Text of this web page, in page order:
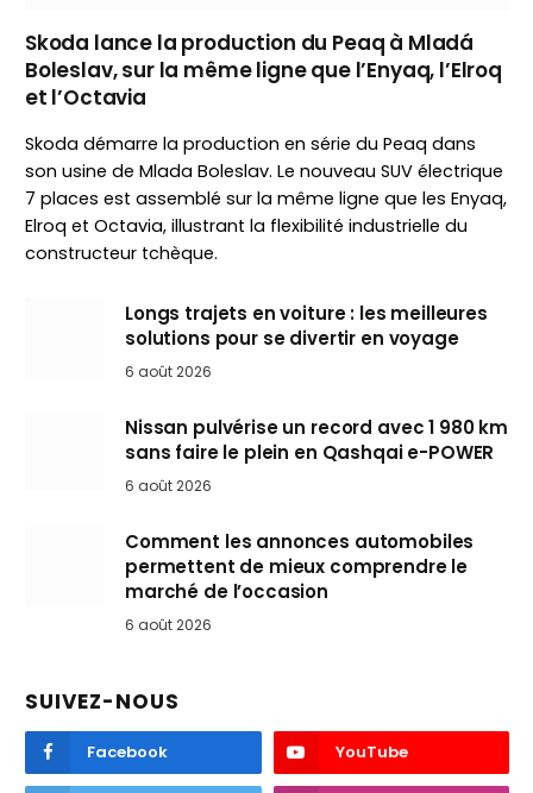
Skoda lance la production du Peaq à Mladá
Boleslav, sur la même ligne que l’Enyaq, l’Elroq
et l’Octavia
Skoda démarre la production en série du Peaq dans
son usine de Mlada Boleslav. Le nouveau SUV électrique
7 places est assemblé sur la même ligne que les Enyaq,
Elroq et Octavia, illustrant la flexibilité industrielle du
constructeur tchèque.
Longs trajets en voiture : les meilleures
solutions pour se divertir en voyage
6 août 2026
Nissan pulvérise un record avec 1 980 km
sans faire le plein en Qashqai e-POWER
6 août 2026
Comment les annonces automobiles
permettent de mieux comprendre le
marché de l’occasion
6 août 2026
SUIVEZ-NOUS
Facebook YouTube